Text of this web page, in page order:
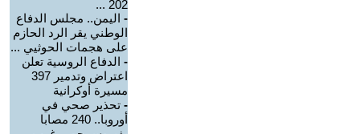
202 ...
- اليمن.. مجلس الدفاع
الوطني يقر الرد الحازم
على هجمات الحوثيي ...
- الدفاع الروسية تعلن
اعتراض وتدمير 397
مسيرة أوكرانية
- تحذير صحي في
أوروبا.. 240 مصابا